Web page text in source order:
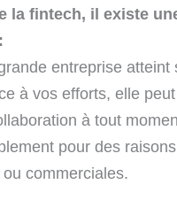
la fintech, il existe
entreprise atteint
à vos efforts, elle
à tout
pour des raisons
commerciales.